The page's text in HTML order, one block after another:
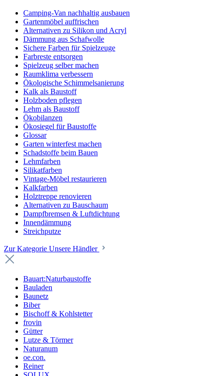
Camping-Van nachhaltig ausbauen
Gartenmöbel auffrischen
Alternativen zu Silikon und Acryl
Dämmung aus Schafwolle
Sichere Farben für Spielzeuge
Farbreste entsorgen
Spielzeug selber machen
Raumklima verbessern
Ökologische Schimmelsanierung
Kalk als Baustoff
Holzboden pflegen
Lehm als Baustoff
Ökobilanzen
Ökosiegel für Baustoffe
Glossar
Garten winterfest machen
Schadstoffe beim Bauen
Lehmfarben
Silikatfarben
Vintage-Möbel restaurieren
Kalkfarben
Holztreppe renovieren
Alternativen zu Bauschaum
Dampfbremsen & Luftdichtung
Innendämmung
Streichputze
Zur Kategorie Unsere Händler
Bauart:Naturbaustoffe
Bauladen
Baunetz
Biber
Bischoff & Kohlstetter
frovin
Gütter
Lutze & Törmer
Naturanum
oe.con.
Reiner